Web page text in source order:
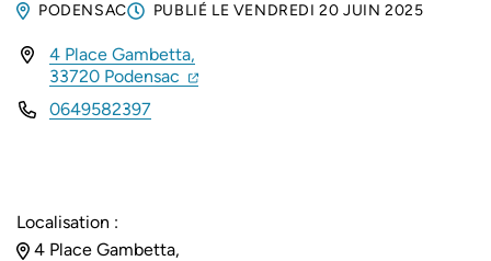
PODENSAC
PUBLIÉ LE VENDREDI 20 JUIN 2025
INFOS UTILES
4 Place Gambetta,
33720 Podensac (ouverture dans un nouvel onglet)
(ouverture dans un nouvel onglet)
0649582397
Localisation :
4 Place Gambetta,